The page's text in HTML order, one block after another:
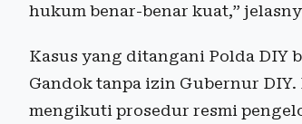
hukum benar-benar kuat,”
Kasus yang ditangani Polda DIY
Gandok tanpa izin Gubernur
mengikuti prosedur resmi